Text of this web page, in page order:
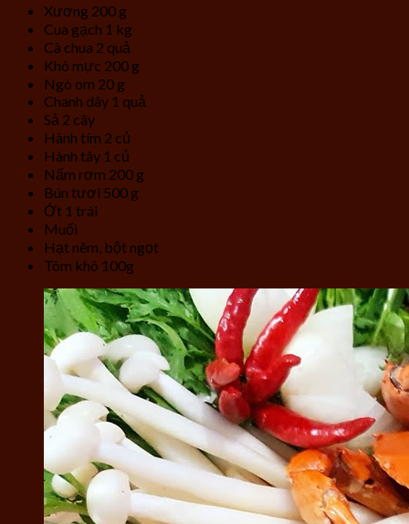
Xương 200 g
Cua gạch 1 kg
Cà chua 2 quả
Khô mực 200 g
Ngò om 20 g
Chanh dây 1 quả
Sả 2 cây
Hành tím 2 củ
Hành tây 1 củ
Nấm rơm 200 g
Bún tươi 500 g
Ớt 1 trái
Muối
Hạt nêm, bột ngọt
Tôm khô 100g